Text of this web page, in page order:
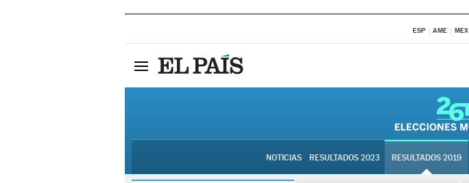
ESP AME MEX
NOTICIAS RESULTADOS 2023 RESULTADOS 2019